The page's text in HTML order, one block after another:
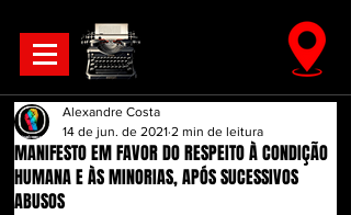
MANIFESTO EM FAVOR DO RESPEITO À CONDIÇÃO
HUMANA E ÀS MINORIAS, APÓS SUCESSIVOS
ABUSOS
Alexandre Costa
14 de jun. de 2021 2 min de leitura